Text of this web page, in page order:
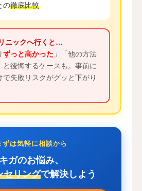
の徹底比較
ニックへ行くと…
ずっと高かった 」「他の方法
後悔するケースも。事前に
で失敗リスクがグッと下がり
ずは気軽に相談から
ガのお悩み、
セリングで解決しよう